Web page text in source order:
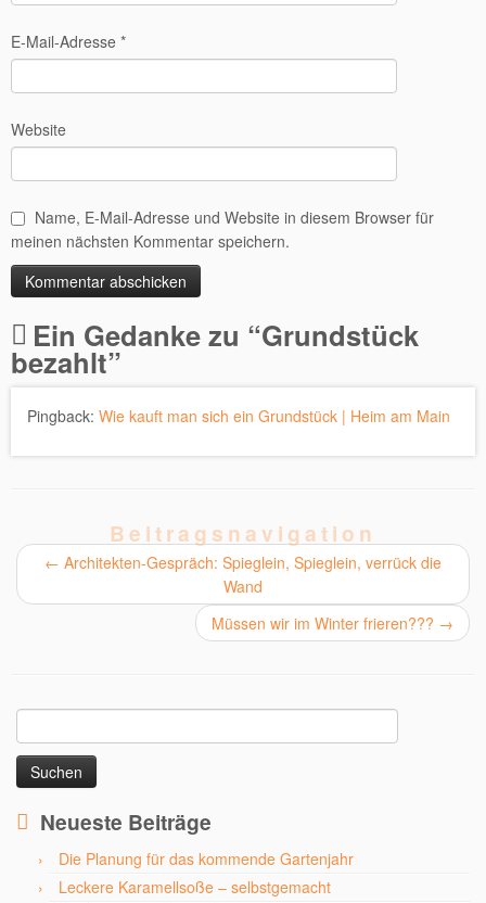
E-Mail-Adresse *
Website
Name, E-Mail-Adresse und Website in diesem Browser für
meinen nächsten Kommentar speichern.
Alternative:
Ein Gedanke zu “Grundstück
bezahlt”
Pingback: Wie kauft man sich ein Grundstück | Heim am Main
Beitragsnavigation
← Architekten-Gespräch: Spieglein, Spieglein, verrück die
Wand
Müssen wir im Winter frieren??? →
nach:
Neueste Beiträge
Die Planung für das kommende Gartenjahr
Leckere Karamellsoße – selbstgemacht